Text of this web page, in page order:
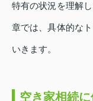
特有の状況を理解
章では、具体的な
いきます。
空き家相続